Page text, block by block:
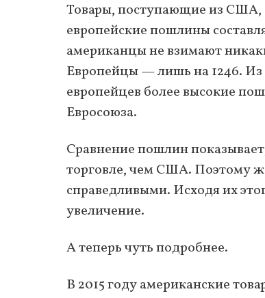
Товары, поступающие из США,
европейские пошлины
американцы не взимают
Европейцы — лишь на 1246. Из
европейцев более высокие
Евросоюза.
Сравнение пошлин
торговле, чем США. Поэтому
справедливыми. Исходя их
увеличение.
А теперь чуть подробнее.
В 2015 году американские